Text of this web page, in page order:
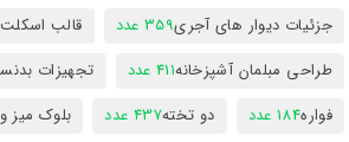
جزئیات دیوار های آجری359 عدد قالب
طراحی مبلمان آشپزخانه411 عدد تجهیزات
فواره184 عدد دو تخته437 عدد بلوک میز